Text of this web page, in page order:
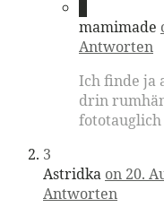
mamimade
Antworten
Ich finde ja
drin
fototauglich
3
Astridka on 20.
Antworten